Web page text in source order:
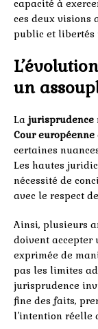
capacité à
ces deux visions
public et
un
La jurisprudence
Cour européenne
certaines
Les hautes
nécessité de
avec le respect
Ainsi, plusieurs
doivent accepter
exprimée de
pas les limites
jurisprudence
fine des faits,
l’intention réelle